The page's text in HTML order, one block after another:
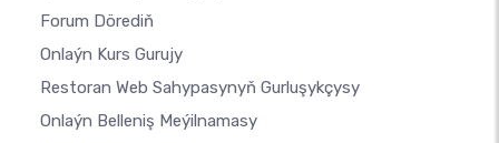
Forum Dörediň
Onlaýn Kurs Gurujy
Restoran Web Sahypasynyň Gurluşykçysy
Onlaýn Belleniş Meýilnamasy